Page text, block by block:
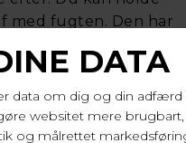
med fugten. Den har
på de lange
i printet. God